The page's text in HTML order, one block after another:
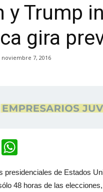
y Trump
gira
noviembre 7, 2016
Threads
presidenciales de Estados
48 horas de las